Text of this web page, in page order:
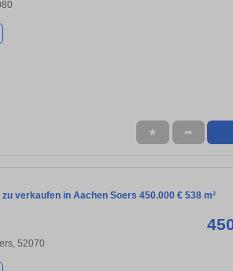
★ ➦
verkaufen in Aachen Soers 450.000 € 538 m²
52070